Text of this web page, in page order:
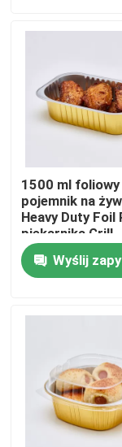
Pokaz VR
O nas
Wycieczka po
Kontrola jakości
Sprawy
Plastikowy
1500 ml foliowy
pojemnik na
Heavy Duty Foil
piekarnika Grill
Gotowanie w
mikrofalowej
Pieczenie
Wyślij